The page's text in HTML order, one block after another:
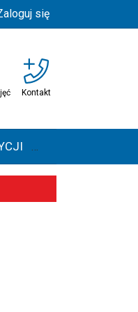
się
Kontakt